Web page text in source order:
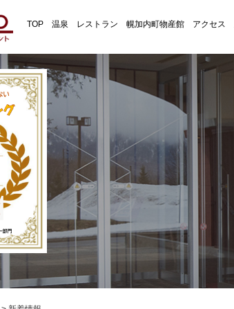
TOP 温泉 レストラン 幌加内町物産館 アクセス